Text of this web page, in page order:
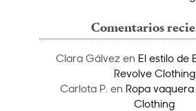
Comentarios
Clara Gálvez en El estilo de
Revolve Clothing
Carlota P. en Ropa
Clothing